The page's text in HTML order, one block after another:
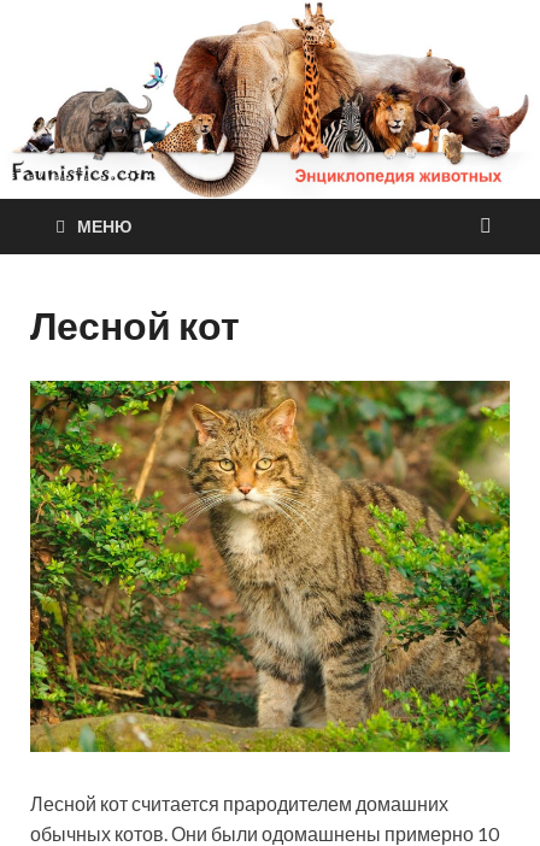
МЕНЮ
Лесной кот
Лесной кот считается прародителем домашних
обычных котов. Они были одомашнены примерно 10